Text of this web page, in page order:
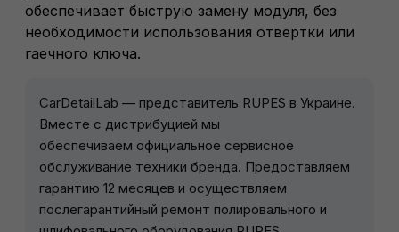
обеспечивает быструю замену модуля, без
необходимости использования отвертки или
гаечного ключа.
CarDetailLab — представитель RUPES в Украине.
Вместе с дистрибуцией мы
обеспечиваем официальное сервисное
обслуживание техники бренда. Предоставляем
гарантию 12 месяцев и осуществляем
послегарантийный ремонт полировального и